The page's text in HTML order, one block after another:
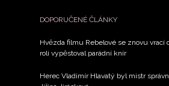
DOPORUČENÉ ČLÁNKY
Hvězda filmu Rebelové se znovu vrací
roli vypěstoval parádní knír
Herec Vladimír Hlavatý byl mistr